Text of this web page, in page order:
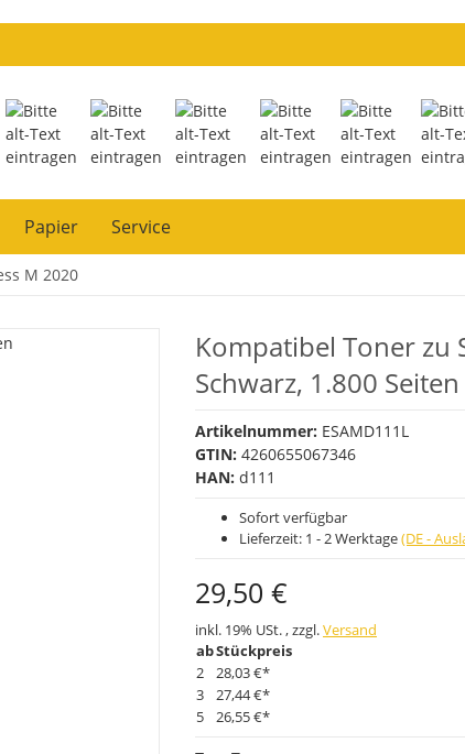
Papier Service
M 2020
Kompatibel Toner zu
Schwarz, 1.800 Seiten
Artikelnummer: ESAMD111L
GTIN: 4260655067346
HAN: d111
Sofort verfügbar
Lieferzeit: 1 - 2 Werktage(DE -
29,50 €
inkl. 19% USt. , zzgl.Versand
abStückpreis
2
28,03 €*
3
27,44 €*
5
26,55 €*